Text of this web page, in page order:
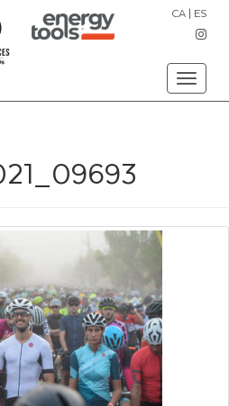
Toggle
CA | ES